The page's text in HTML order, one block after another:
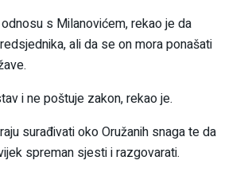
s Milanovićem, rekao je da
ali da se on mora ponašati
i ne poštuje zakon, rekao je.
surađivati oko Oružanih snaga te da
spreman sjesti i razgovarati.